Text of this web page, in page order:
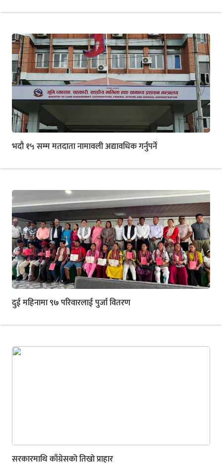
भदौ १५ सम्म मतदाता नामावली अद्यावधिक गर्नुपर्ने
दुई महिनामा ९७ परिवारलाई पुर्जा वितरण
सरकारमाथि काँग्रेसको तिखो प्राहार